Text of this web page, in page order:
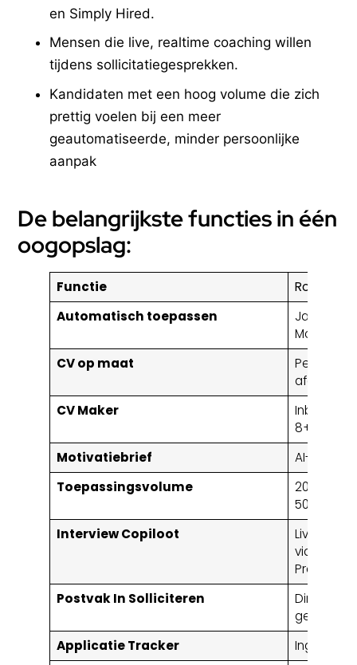
en Simply Hired.
Mensen die live, realtime coaching willen
tijdens sollicitatiegesprekken.
Kandidaten met een hoog volume die zich
prettig voelen bij een meer
geautomatiseerde, minder persoonlijke
aanpak
De belangrijkste functies in één
oogopslag:
Functie
Automatisch toepassen
Ja, op
Monster,
CV op maat
Per-
CV Maker
8+
Motivatiebrief
AI-
Toepassingsvolume
20/dag
500/dag
Interview Copiloot
Live real-
Premium)
Postvak In Solliciteren
Directe
Applicatie Tracker